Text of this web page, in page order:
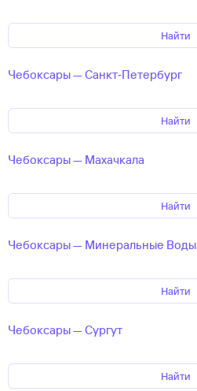
Найти
Чебоксары — Санкт‑Петербург
Найти
Чебоксары — Махачкала
Найти
Чебоксары — Минеральные Воды
Найти
Чебоксары — Сургут
Найти